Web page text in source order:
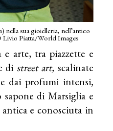
sua gioielleria, nell’antico
Livio Piatta/World Images
arte, tra piazzette e
di street art, scalinate
dai profumi intensi,
sapone di Marsiglia e
e conosciuta in